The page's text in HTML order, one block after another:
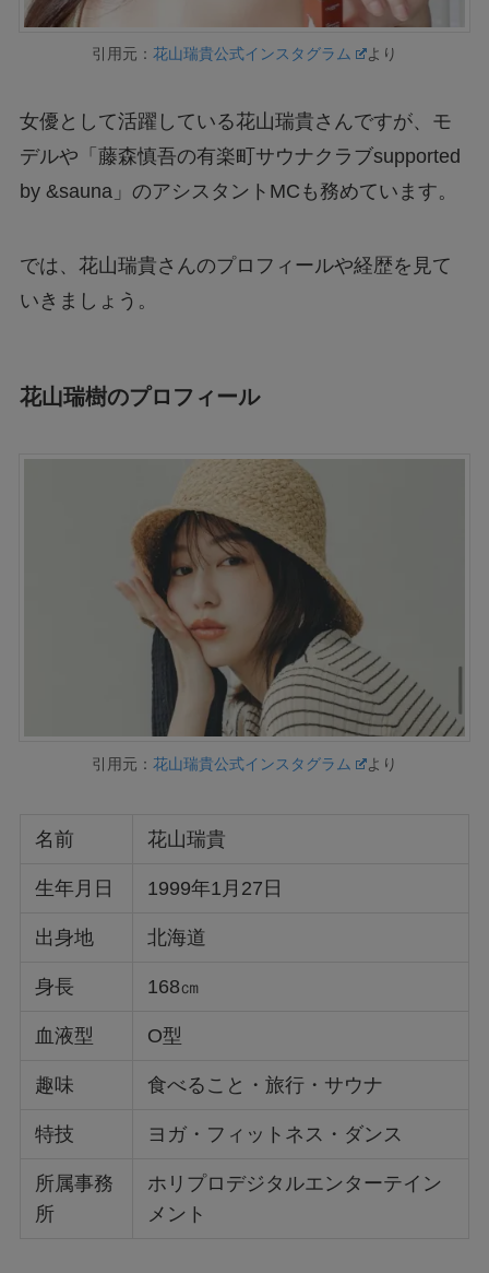
引用元： 花山瑞貴公式インスタグラム より
女優として活躍している花山瑞貴さんですが、モ
デルや「藤森慎吾の有楽町サウナクラブsupported
by &sauna」のアシスタントMCも務めています。
では、花山瑞貴さんのプロフィールや経歴を見て
いきましょう。
花山瑞樹のプロフィール
引用元： 花山瑞貴公式インスタグラム より
名前 花山瑞貴
生年月日 1999年1月27日
出身地 北海道
身長 168㎝
血液型 O型
趣味 食べること・旅行・サウナ
特技 ヨガ・フィットネス・ダンス
所属事務
所
ホリプロデジタルエンターテイン
メント